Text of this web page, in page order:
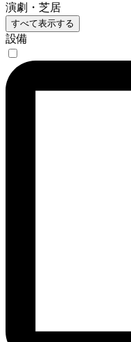
演劇・芝居
すべて表示する
設備